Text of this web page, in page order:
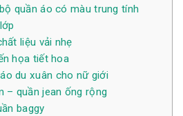
quần áo có màu trung tính
liệu vải nhẹ
họa tiết hoa
du xuân cho nữ giới
– quần jean ống rộng
baggy